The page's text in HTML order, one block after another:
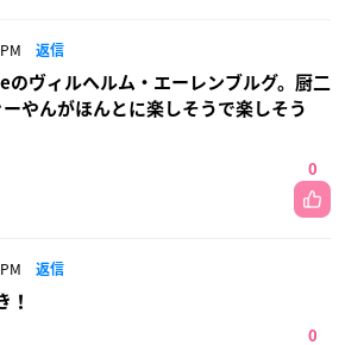
返信
ヴィルヘルム・エーレンブルグ。厨二
やんがほんとに楽しそうで楽しそう
0
返信
！
0